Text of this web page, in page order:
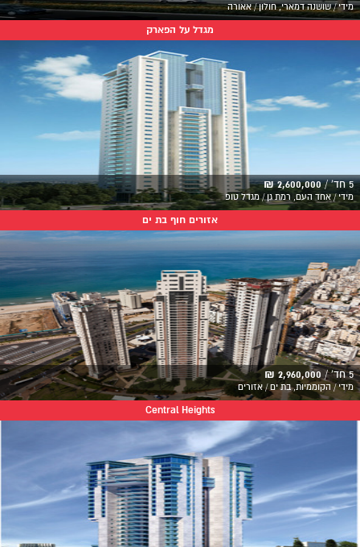
מידי / שושנה דמארי, חולון / אאורה
מגדל על הפארק
5 חד' / 2,600,000 ₪
מידי / אחד העם, רמת גן / מגדל טופ
אזורים חוף בת ים
5 חד' / 2,960,000 ₪
מידי / הקוממיות, בת ים / אזורים
Central Heights